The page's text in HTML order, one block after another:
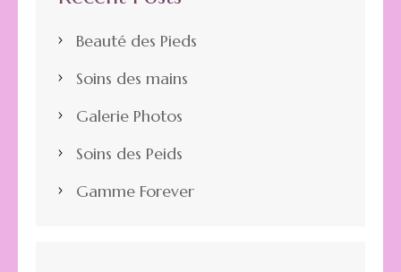
Beauté des Pieds
Soins des mains
Galerie Photos
Soins des Peids
Gamme Forever